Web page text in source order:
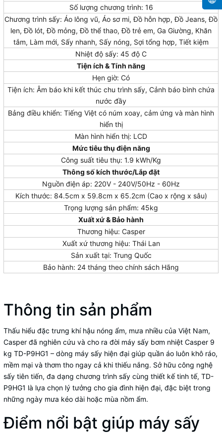
Số lượng chương trình: 16
Chương trình sấy: Áo lông vũ, Áo sơ mi, Đồ hỗn hợp, Đồ Jeans, Đồ
len, Đồ lót, Đồ mỏng, Đồ thể thao, Đồ trẻ em, Ga Giường, Khăn
tắm, Làm mới, Sấy nhanh, Sấy nóng, Sợi tổng hợp, Tiết kiệm
Nhiệt độ sấy: 45 độ C
Tiện ích & Tính năng
Hẹn giờ: Có
Tiện ích: Âm báo khi kết thúc chu trình sấy, Cảnh báo bình chứa
nước đầy
Bảng điều khiển: Tiếng Việt có núm xoay, cảm ứng và màn hình
hiển thị
Màn hình hiển thị: LCD
Mức tiêu thụ điện năng
Công suất tiêu thụ: 1.9 kWh/Kg
Thông số kích thước/Lắp đặt
Nguồn điện áp: 220V - 240V/50Hz - 60Hz
Kích thước: 84.5cm x 59.8cm x 65.2cm (Cao x rộng x sâu)
Trọng lượng sản phẩm: 45kg
Xuất xứ & Bảo hành
Thương hiệu: Casper
Xuất xứ thương hiệu: Thái Lan
Sản xuất tại: Trung Quốc
Bảo hành: 24 tháng theo chính sách Hãng
Thông tin sản phẩm
Thấu hiểu đặc trưng khí hậu nóng ẩm, mưa nhiều của Việt Nam,
Casper đã nghiên cứu và cho ra đời máy sấy bơm nhiệt Casper 9
kg TD-P9HG1 – dòng máy sấy hiện đại giúp quần áo luôn khô ráo,
mềm mại và thơm tho ngay cả khi thiếu nắng. Sở hữu công nghệ
sấy tiên tiến, đa dạng chương trình sấy cùng thiết kế tinh tế, TD-
P9HG1 là lựa chọn lý tưởng cho gia đình hiện đại, đặc biệt trong
những ngày mưa kéo dài hoặc mùa nồm ẩm.
Điểm nổi bật giúp máy sấy